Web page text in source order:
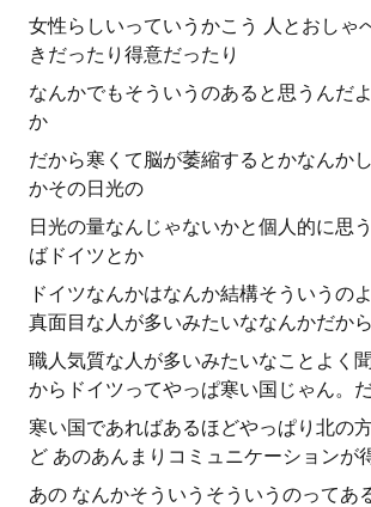
女性らしいっていうかこう 人とおしゃ
きだったり得意だったり
なんかでもそういうのあると思うんだ
か
だから寒くて脳が萎縮するとかなんか
かその日光の
日光の量なんじゃないかと個人的に思
ばドイツとか
ドイツなんかはなんか結構そういうの
真面目な人が多いみたいななんかだから
職人気質な人が多いみたいなことよく
からドイツってやっぱ寒い国じゃん。
寒い国であればあるほどやっぱり北の
ど あのあんまりコミュニケーションが
あの なんかそういうそういうのってあ